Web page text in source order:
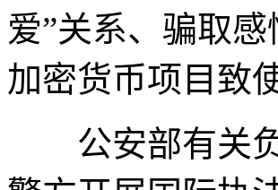
爱”关系、骗取
加密货币项目致
公安部有关负